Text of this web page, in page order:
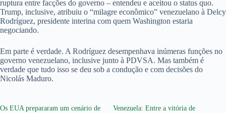
ruptura entre facções do governo – entendeu e aceitou o status quo.
Trump, inclusive, atribuiu o “milagre econômico” venezuelano à Delcy
Rodríguez, presidente interina com quem Washington estaria
negociando.
Em parte é verdade. A Rodríguez desempenhava inúmeras funções no
governo venezuelano, inclusive junto à PDVSA. Mas também é
verdade que tudo isso se deu sob a condução e com decisões do
Nicolás Maduro.
Os EUA prepararam um cenário de
Venezuela: Entre a vitória de